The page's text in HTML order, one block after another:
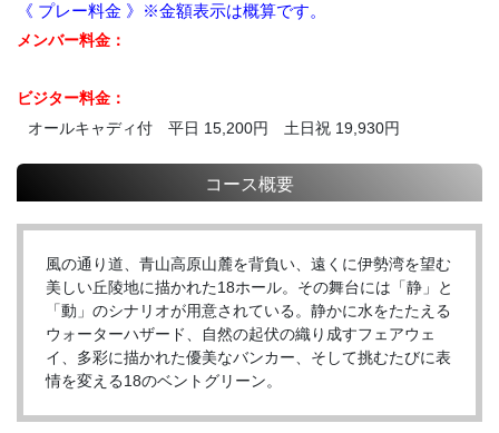
《 プレー料金 》※金額表示は概算です。
メンバー料金：
ビジター料金：
オールキャディ付 平日 15,200円 土日祝 19,930円
コース概要
風の通り道、青山高原山麓を背負い、遠くに伊勢湾を望む
美しい丘陵地に描かれた18ホール。その舞台には「静」と
「動」のシナリオが用意されている。静かに水をたたえる
ウォーターハザード、自然の起伏の織り成すフェアウェ
イ、多彩に描かれた優美なバンカー、そして挑むたびに表
情を変える18のベントグリーン。